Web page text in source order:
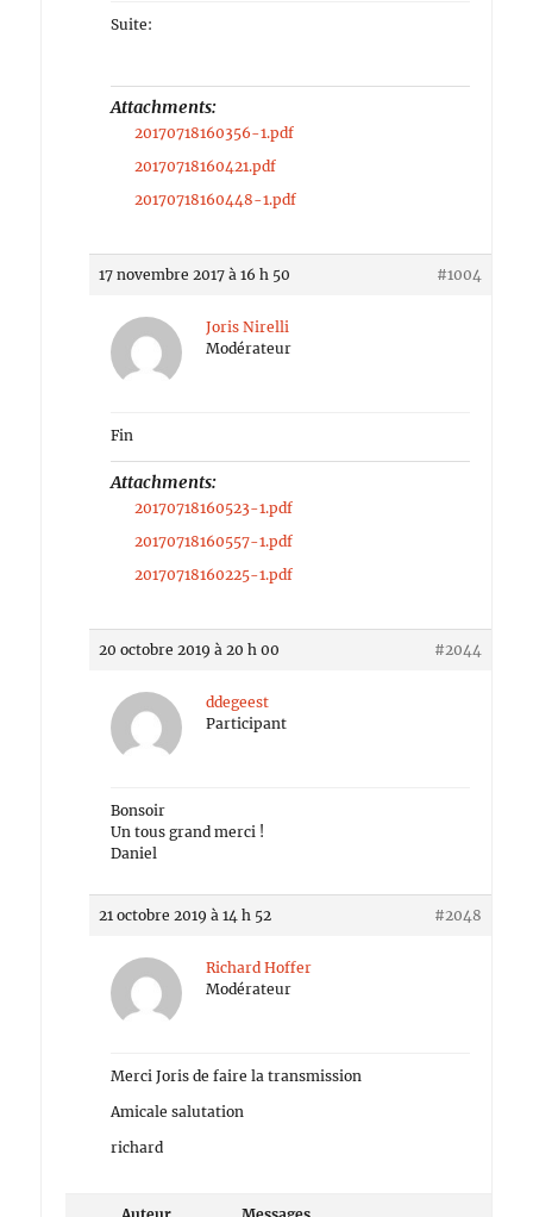
Suite:
Attachments:
20170718160356-1.pdf
20170718160421.pdf
20170718160448-1.pdf
17 novembre 2017 à 16 h 50 #1004
Joris Nirelli
Modérateur
Fin
Attachments:
20170718160523-1.pdf
20170718160557-1.pdf
20170718160225-1.pdf
20 octobre 2019 à 20 h 00 #2044
ddegeest
Participant
Bonsoir
Un tous grand merci !
Daniel
21 octobre 2019 à 14 h 52 #2048
Richard Hoffer
Modérateur
Merci Joris de faire la transmission
Amicale salutation
richard